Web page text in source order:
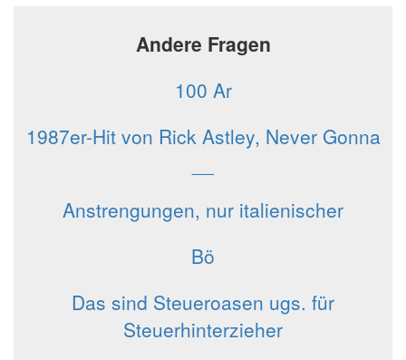
Andere Fragen
100 Ar
1987er-Hit von Rick Astley, Never Gonna
Anstrengungen, nur italienischer
Bö
Das sind Steueroasen ugs. für
Steuerhinterzieher